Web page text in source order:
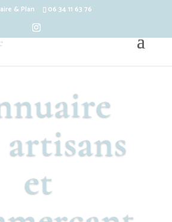
& Plan 06 34 11 63 76
artisans
et